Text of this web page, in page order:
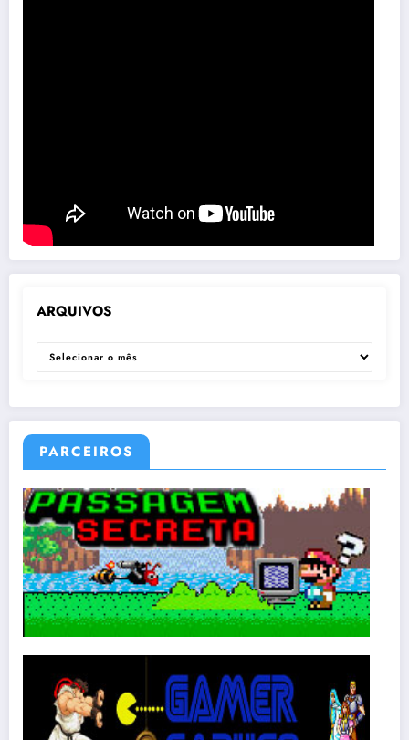
ARQUIVOS
ARQUIVOS
PARCEIROS